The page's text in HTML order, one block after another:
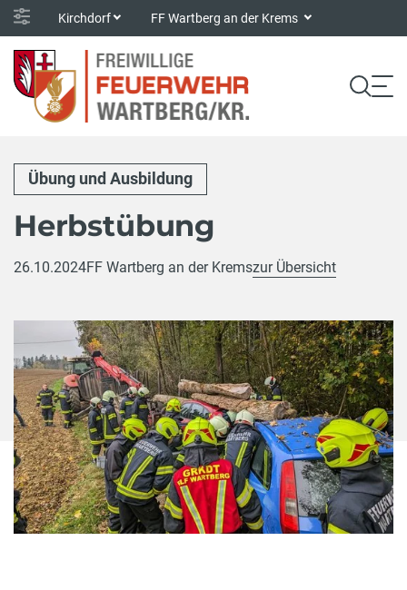
Kirchdorf FF Wartberg an der Krems
Übung und Ausbildung
Herbstübung
26.10.2024FF Wartberg an der Kremszur Übersicht